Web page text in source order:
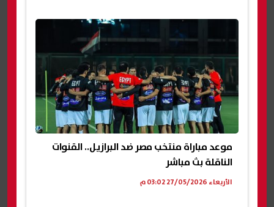
موعد مباراة منتخب مصر ضد البرازيل.. القنوات
الناقلة بث مباشر
الأربعاء 27/05/2026 03:02 م